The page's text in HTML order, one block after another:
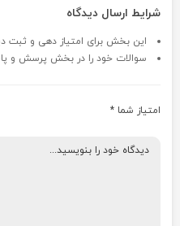
شرایط ارسال دیدگاه
این بخش برای امتیاز دهی و ثبت
سوالات خود را در بخش پرسش و
امتیاز شما*